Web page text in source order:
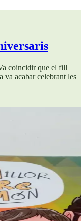
coincidir que el fill
va acabar celebrant les